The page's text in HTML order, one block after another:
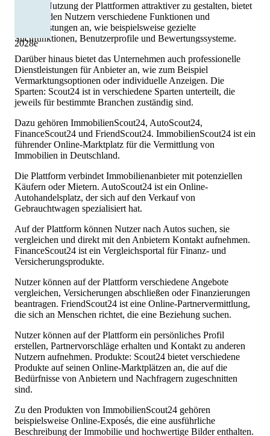
2028e
Um die Nutzung der Plattformen attraktiver zu gestalten, bietet
Scout24 den Nutzern verschiedene Funktionen und
Dienstleistungen an, wie beispielsweise gezielte
Suchfunktionen, Benutzerprofile und Bewertungssysteme.
Darüber hinaus bietet das Unternehmen auch professionelle
Dienstleistungen für Anbieter an, wie zum Beispiel
Vermarktungsoptionen oder individuelle Anzeigen. Die
Sparten: Scout24 ist in verschiedene Sparten unterteilt, die
jeweils für bestimmte Branchen zuständig sind.
Dazu gehören ImmobilienScout24, AutoScout24,
FinanceScout24 und FriendScout24. ImmobilienScout24 ist ein
führender Online-Marktplatz für die Vermittlung von
Immobilien in Deutschland.
Die Plattform verbindet Immobilienanbieter mit potenziellen
Käufern oder Mietern. AutoScout24 ist ein Online-
Autohandelsplatz, der sich auf den Verkauf von
Gebrauchtwagen spezialisiert hat.
Auf der Plattform können Nutzer nach Autos suchen, sie
vergleichen und direkt mit den Anbietern Kontakt aufnehmen.
FinanceScout24 ist ein Vergleichsportal für Finanz- und
Versicherungsprodukte.
Nutzer können auf der Plattform verschiedene Angebote
vergleichen, Versicherungen abschließen oder Finanzierungen
beantragen. FriendScout24 ist eine Online-Partnervermittlung,
die sich an Menschen richtet, die eine Beziehung suchen.
Nutzer können auf der Plattform ein persönliches Profil
erstellen, Partnervorschläge erhalten und Kontakt zu anderen
Nutzern aufnehmen. Produkte: Scout24 bietet verschiedene
Produkte auf seinen Online-Marktplätzen an, die auf die
Bedürfnisse von Anbietern und Nachfragern zugeschnitten
sind.
Zu den Produkten von ImmobilienScout24 gehören
beispielsweise Online-Exposés, die eine ausführliche
Beschreibung der Immobilie und hochwertige Bilder enthalten.